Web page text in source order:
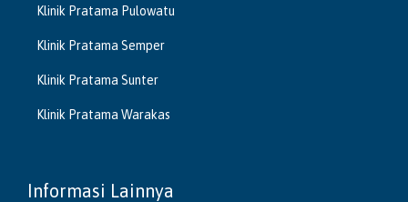
Klinik Pratama Pulowatu
Klinik Pratama Semper
Klinik Pratama Sunter
Klinik Pratama Warakas
Informasi Lainnya